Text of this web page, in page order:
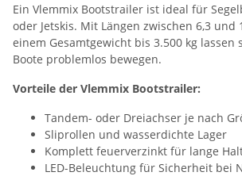
Ein Vlemmix Bootstrailer ist ideal für
oder Jetskis. Mit Längen zwischen 6,3 und
einem Gesamtgewicht bis 3.500 kg lassen
Boote problemlos bewegen.
Vorteile der Vlemmix Bootstrailer:
Tandem- oder Dreiachser je nach
Sliprollen und wasserdichte Lager
Komplett feuerverzinkt für lange
LED-Beleuchtung für Sicherheit bei